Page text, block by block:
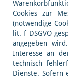
Cookies zur
(notwendige
lit. f DSGVO
angegeben
Interesse an
technisch
Dienste. Sofern